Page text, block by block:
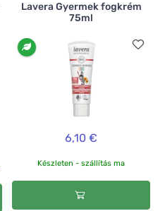
Lavera Gyermek fogkrém
75ml
6,10 €
Készleten - szállítás ma